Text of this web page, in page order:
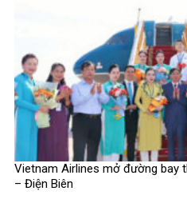
Vietnam Airlines mở đường bay
– Điện Biên